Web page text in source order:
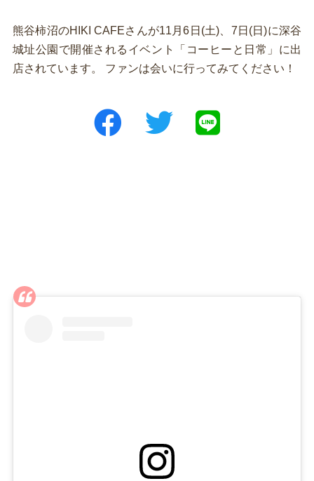
熊谷柿沼のHIKI CAFEさんが11月6日(土)、7日(日)に深谷
城址公園で開催されるイベント「コーヒーと日常」に出
店されています。 ファンは会いに行ってみてください！